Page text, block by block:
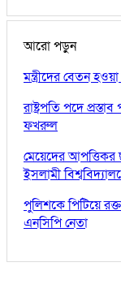
আরো পড়ুন
মন্ত্রীদের বেতন
রাষ্ট্রপতি পদে
ফখরুল
মেয়েদের আপত্তিকর
ইসলামী
পুলিশকে পিটিয়ে
এনসিপি নেতা